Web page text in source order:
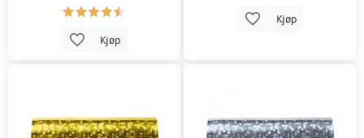
Kjøp
Kjøp